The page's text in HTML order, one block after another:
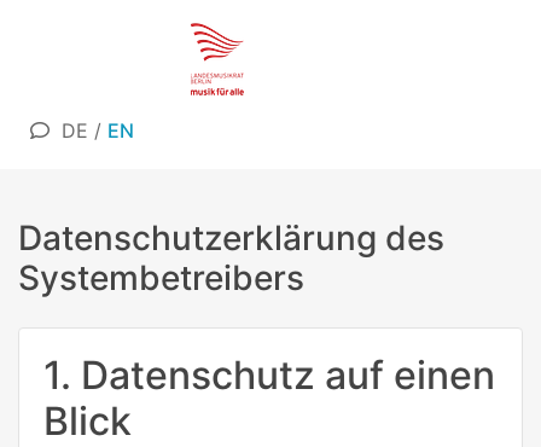
DE / EN
Datenschutzerklärung des
Systembetreibers
1. Datenschutz auf einen
Blick